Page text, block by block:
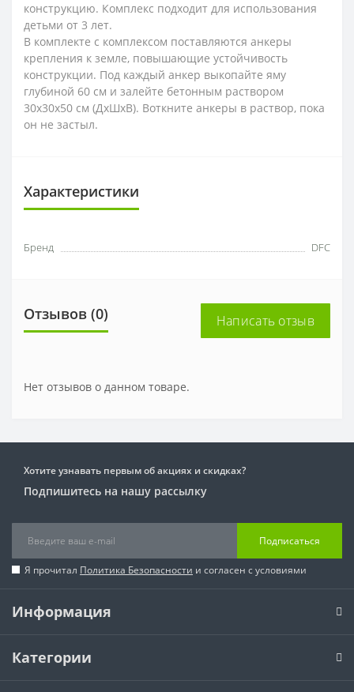
конструкцию. Комплекс подходит для использования
детьми от 3 лет.
В комплекте с комплексом поставляются анкеры
крепления к земле, повышающие устойчивость
конструкции. Под каждый анкер выкопайте яму
глубиной 60 см и залейте бетонным раствором
30x30x50 см (ДxШxВ). Воткните анкеры в раствор, пока
он не застыл.
Характеристики
Бренд DFC
Отзывов (0) Написать отзыв
Нет отзывов о данном товаре.
Хотите узнавать первым об акциях и скидках?
Подпишитесь на нашу рассылку
Подписаться
Я прочитал Политика Безопасности и согласен с условиями
Информация
Категории